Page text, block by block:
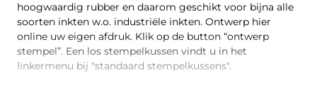
hoogwaardig rubber en daarom geschikt voor bijna alle
soorten inkten w.o. industriële inkten. Ontwerp hier
online uw eigen afdruk. Klik op de button “ontwerp
stempel”. Een los stempelkussen vindt u in het
linkermenu bij "standaard stempelkussens".